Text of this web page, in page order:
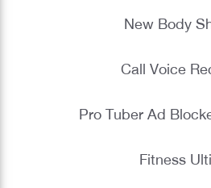
New Body
Call Voice
Pro Tuber Ad
Fitness